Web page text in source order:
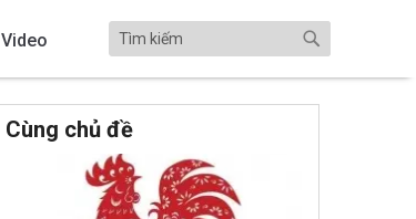
Video
Cùng chủ đề